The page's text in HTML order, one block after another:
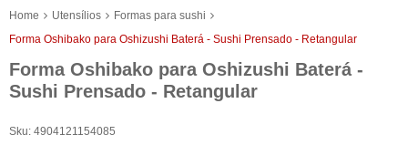
Home Utensílios
Formas para sushi
Forma Oshibako para Oshizushi Baterá - Sushi Prensado - Retangular
Forma Oshibako para Oshizushi Baterá -
Sushi Prensado - Retangular
Sku: 4904121154085